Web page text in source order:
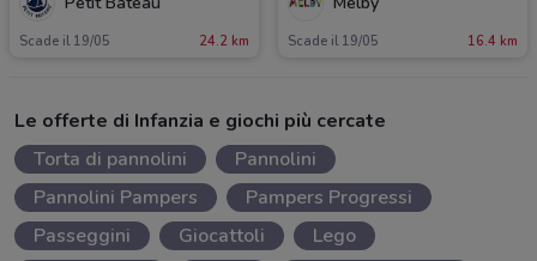
Scade il 19/05 24.2 km Scade il 19/05 16.4 km
Le offerte di Infanzia e giochi più cercate
Torta di pannolini
Pannolini
Pannolini Pampers
Pampers Progressi
Passeggini
Giocattoli
Lego